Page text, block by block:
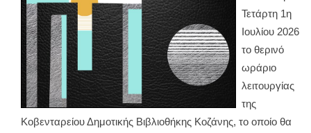
Τετάρτη 1η
Ιουλίου 2026
το θερινό
ωράριο
λειτουργίας
της
Κοβενταρείου Δημοτικής Βιβλιοθήκης Κοζάνης, το οποίο θα